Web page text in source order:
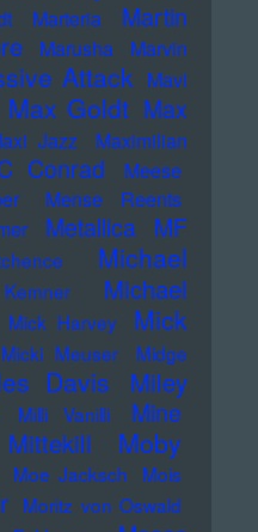
Marteria
Martin
Marusha
Marvin
Attack Mavi
Max Goldt Max
Jazz
Maximilian
Conrad
Meese
Mense Reents
Metallica MF
Michael
Michael
Mick Harvey
Mick
Micki Meuser
Midge
Davis
Miley
Milli Vanilli Mine
Mittekill Moby
Moe Jacksch
Mois
Moritz von Oswald